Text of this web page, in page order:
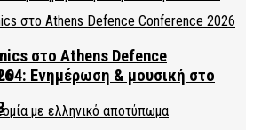
Ενημέρωση & μουσική στο
στο Athens Defence